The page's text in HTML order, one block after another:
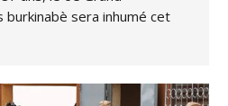
burkinabè sera inhumé cet